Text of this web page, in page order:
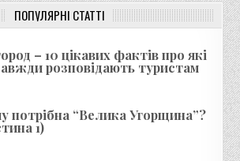
ПОПУЛЯРНІ СТАТТІ
– 10 цікавих фактів про які
розповідають туристам
потрібна “Велика Угорщина”?
1)